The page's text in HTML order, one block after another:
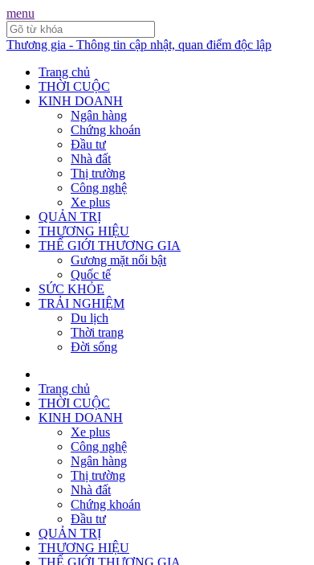
menu
Thương gia - Thông tin cập nhật, quan điểm độc lập
Trang chủ
THỜI CUỘC
KINH DOANH
Ngân hàng
Chứng khoán
Đầu tư
Nhà đất
Thị trường
Công nghệ
Xe plus
QUẢN TRỊ
THƯƠNG HIỆU
THẾ GIỚI THƯƠNG GIA
Gương mặt nổi bật
Quốc tế
SỨC KHỎE
TRẢI NGHIỆM
Du lịch
Thời trang
Đời sống
Trang chủ
THỜI CUỘC
KINH DOANH
Xe plus
Công nghệ
Ngân hàng
Thị trường
Nhà đất
Chứng khoán
Đầu tư
QUẢN TRỊ
THƯƠNG HIỆU
THẾ GIỚI THƯƠNG GIA